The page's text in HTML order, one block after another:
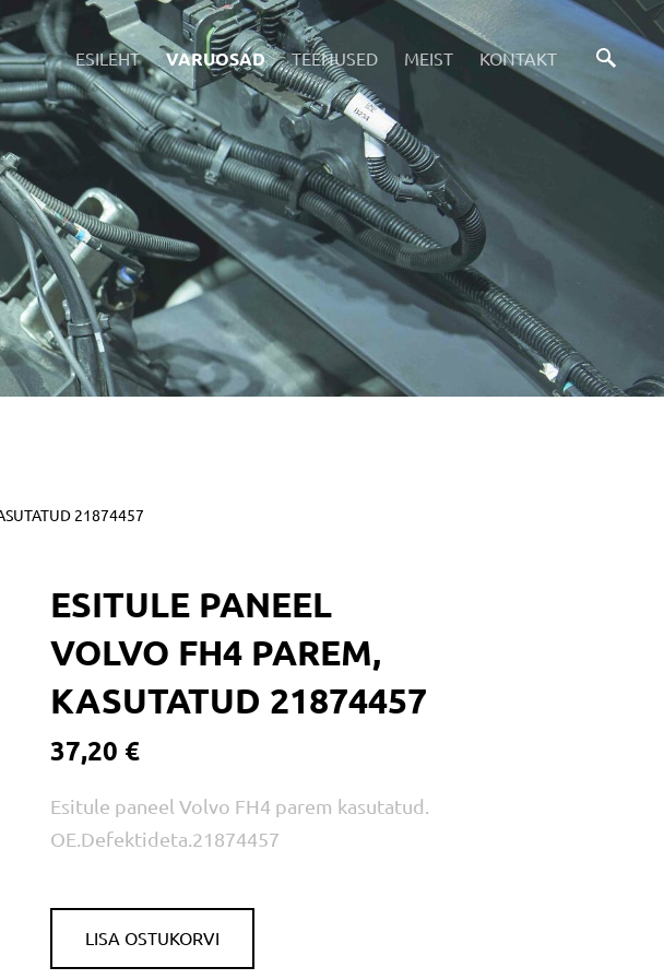
ESILEHT VARUOSAD TEENUSED MEIST KONTAKT
21874457
ESITULE PANEEL
VOLVO FH4 PAREM,
KASUTATUD 21874457
37,20 €
Esitule paneel Volvo FH4 parem kasutatud.
OE.Defektideta.21874457
LISA OSTUKORVI